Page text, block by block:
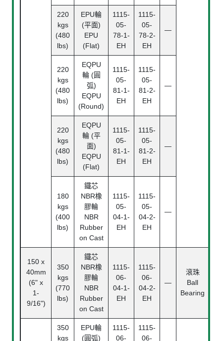
220
kgs
(480
lbs)
EPU輪
(平面)
EPU
(Flat)
1115-
05-
78-1-
EH
1115-
05-
78-2-
EH
—
220
kgs
(480
lbs)
EQPU
輪 (圓
弧)
EQPU
(Round)
1115-
05-
81-1-
EH
1115-
05-
81-2-
EH
—
220
kgs
(480
lbs)
EQPU
輪 (平
面)
EQPU
(Flat)
1115-
05-
81-1-
EH
1115-
05-
81-2-
EH
—
180
kgs
(400
lbs)
鐵芯
NBR橡
膠輪
NBR
Rubber
on Cast
1115-
05-
04-1-
EH
1115-
05-
04-2-
EH
—
150 x
40mm
(6" x
1-
9/16")
350
kgs
(770
lbs)
鐵芯
NBR橡
膠輪
NBR
Rubber
on Cast
1115-
06-
04-1-
EH
1115-
06-
04-2-
EH
—
滾珠
Ball
Bearing
350
kgs
EPU輪
(圓弧)
1115-
06-
1115-
06-